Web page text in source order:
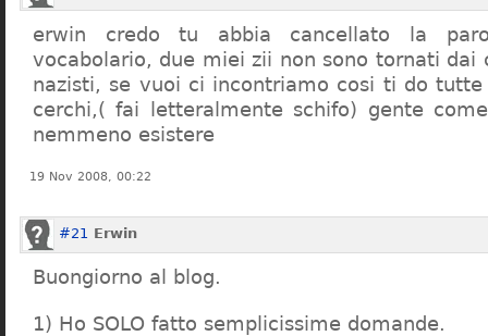
erwin credo tu abbia cancellato la
vocabolario, due miei zii non sono tornati dai
nazisti, se vuoi ci incontriamo cosi ti do tutte
cerchi,( fai letteralmente schifo) gente
nemmeno esistere
19 Nov 2008, 00:22
#21 Erwin
Buongiorno al blog.
1) Ho SOLO fatto semplicissime domande.